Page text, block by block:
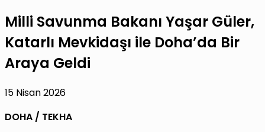
Milli Savunma Bakanı Yaşar Güler,
Katarlı Mevkidaşı ile Doha’da Bir
Araya Geldi
15 Nisan 2026
DOHA / TEKHA